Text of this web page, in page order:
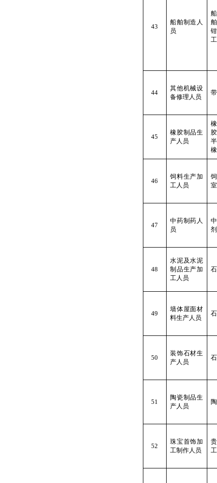
43
船舶制造人
员
工
44
其他机械设
备修理人员
45
橡胶制品生
产人员
46
饲料生产加
工人员
47
中药制药人
员
48
水泥及水泥
制品生产加
工人员
49
墙体屋面材
料生产人员
50
装饰石材生
产人员
51
陶瓷制品生
产人员
52
珠宝首饰加
工制作人员
工